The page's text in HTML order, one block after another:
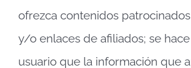
ofrezca contenidos
y/o enlaces de afiliados; se
usuario que la información que